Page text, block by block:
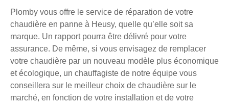
Plomby vous offre le service de réparation de votre
chaudière en panne à Heusy, quelle qu’elle soit sa
marque. Un rapport pourra être délivré pour votre
assurance. De même, si vous envisagez de remplacer
votre chaudière par un nouveau modèle plus économique
et écologique, un chauffagiste de notre équipe vous
conseillera sur le meilleur choix de chaudière sur le
marché, en fonction de votre installation et de votre